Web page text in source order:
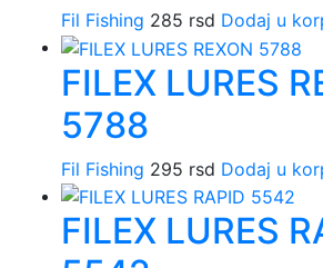
Fil Fishing 285 rsd Dodaj u
FILEX LURES
5788
Fil Fishing 295 rsd Dodaj u
FILEX LURES